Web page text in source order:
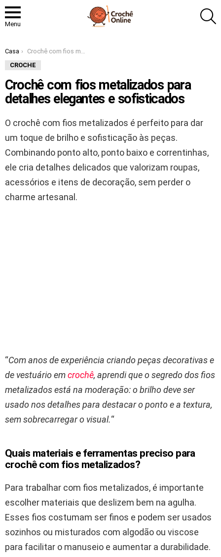
Menu
Você está aqui:
Casa
Crochê com fios metalizados para detalhes elegantes e sofisticados
CROCHE
Crochê com fios metalizados para
detalhes elegantes e sofisticados
O crochê com fios metalizados é perfeito para dar
um toque de brilho e sofisticação às peças.
Combinando ponto alto, ponto baixo e correntinhas,
ele cria detalhes delicados que valorizam roupas,
acessórios e itens de decoração, sem perder o
charme artesanal.
“Com anos de experiência criando peças decorativas e
de vestuário emcrochê, aprendi que o segredo dos fios
metalizados está na moderação: o brilho deve ser
usado nos detalhes para destacar o ponto e a textura,
sem sobrecarregar o visual.“
Quais materiais e ferramentas preciso para
crochê com fios metalizados?
Para trabalhar com fios metalizados, é importante
escolher materiais que deslizem bem na agulha.
Esses fios costumam ser finos e podem ser usados
sozinhos ou misturados com algodão ou viscose
para facilitar o manuseio e aumentar a durabilidade.